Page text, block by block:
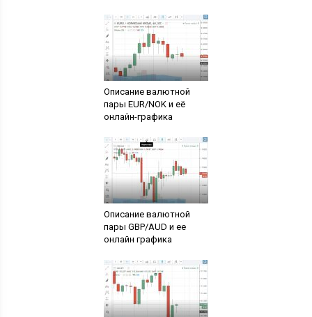
Описание валютной
пары EUR/NOK и её
онлайн-графика
Описание валютной
пары GBP/AUD и ее
онлайн графика